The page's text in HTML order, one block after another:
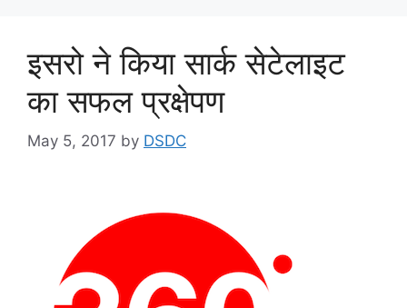
इसरो ने किया सार्क सेटेलाइट
का सफल प्रक्षेपण
May 5, 2017 by DSDC